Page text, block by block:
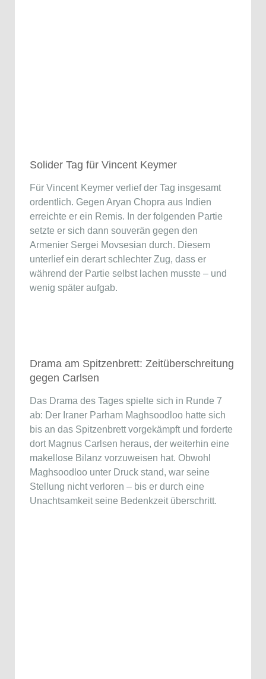
Solider Tag für Vincent Keymer
Für Vincent Keymer verlief der Tag insgesamt
ordentlich. Gegen Aryan Chopra aus Indien
erreichte er ein Remis. In der folgenden Partie
setzte er sich dann souverän gegen den
Armenier Sergei Movsesian durch. Diesem
unterlief ein derart schlechter Zug, dass er
während der Partie selbst lachen musste – und
wenig später aufgab.
Drama am Spitzenbrett: Zeitüberschreitung
gegen Carlsen
Das Drama des Tages spielte sich in Runde 7
ab: Der Iraner Parham Maghsoodloo hatte sich
bis an das Spitzenbrett vorgekämpft und forderte
dort Magnus Carlsen heraus, der weiterhin eine
makellose Bilanz vorzuweisen hat. Obwohl
Maghsoodloo unter Druck stand, war seine
Stellung nicht verloren – bis er durch eine
Unachtsamkeit seine Bedenkzeit überschritt.